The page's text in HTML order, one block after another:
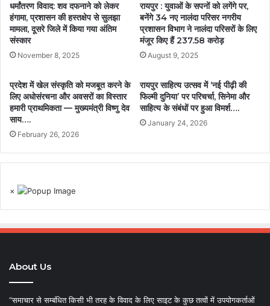
धर्मांतरण विवाद: शव दफनाने को लेकर
हंगामा, प्रशासन की हस्तक्षेप से सुलझा
मामला, दूसरे जिले में किया गया अंतिम
संस्कार
November 8, 2025
रायपुर : युवाओं के सपनों को लगेंगे पर,
बनेंगे 34 नए नालंदा परिसर नगरीय
प्रशासन विभाग ने नालंदा परिसरों के लिए
मंजूर किए हैं 237.58 करोड़
August 9, 2025
प्रदेश में खेल संस्कृति को मजबूत करने के
लिए अधोसंरचना और अवसरों का विस्तार
हमारी प्राथमिकता — मुख्यमंत्री विष्णु देव
साय….
February 26, 2026
रायपुर साहित्य उत्सव में ‘नई पीढ़ी की
फिल्मी दुनिया’ पर परिचर्चा, सिनेमा और
साहित्य के संबंधों पर हुआ विमर्श….
January 24, 2026
×
About Us
“समाचार से सम्बंधित किसी भी तरह के विवाद के लिए साइट के कुछ तत्वों में उपयोगकर्ताओं